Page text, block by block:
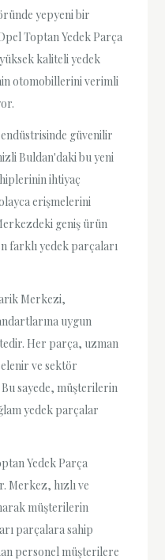
yepyeni bir
Toptan Yedek Parça
kaliteli yedek
otomobillerini verimli
güvenilir
Buldan'daki bu yeni
ihtiyaç
erişmelerini
geniş ürün
farklı yedek parçaları
Merkezi,
uygun
Her parça, uzman
ve sektör
sayede, müşterilerin
yedek parçalar
Yedek Parça
Merkez, hızlı ve
müşterilerin
parçalara sahip
personel müşterilere